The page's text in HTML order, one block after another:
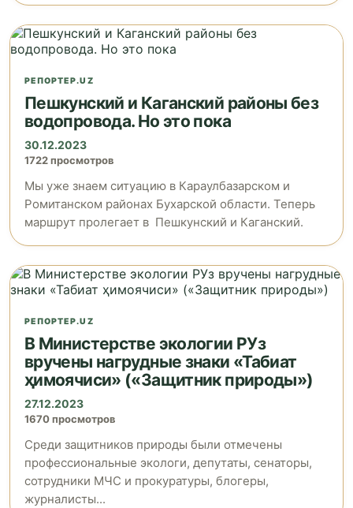
РЕПОРТЕР.UZ
Пешкунский и Каганский районы без
водопровода. Но это пока
30.12.2023
1722 просмотров
Мы уже знаем ситуацию в Караулбазарском и
Ромитанском районах Бухарской области. Теперь
маршрут пролегает в Пешкунский и Каганский.
РЕПОРТЕР.UZ
В Министерстве экологии РУз
вручены нагрудные знаки «Табиат
ҳимоячиси» («Защитник природы»)
27.12.2023
1670 просмотров
Среди защитников природы были отмечены
профессиональные экологи, депутаты, сенаторы,
сотрудники МЧС и прокуратуры, блогеры,
журналисты...